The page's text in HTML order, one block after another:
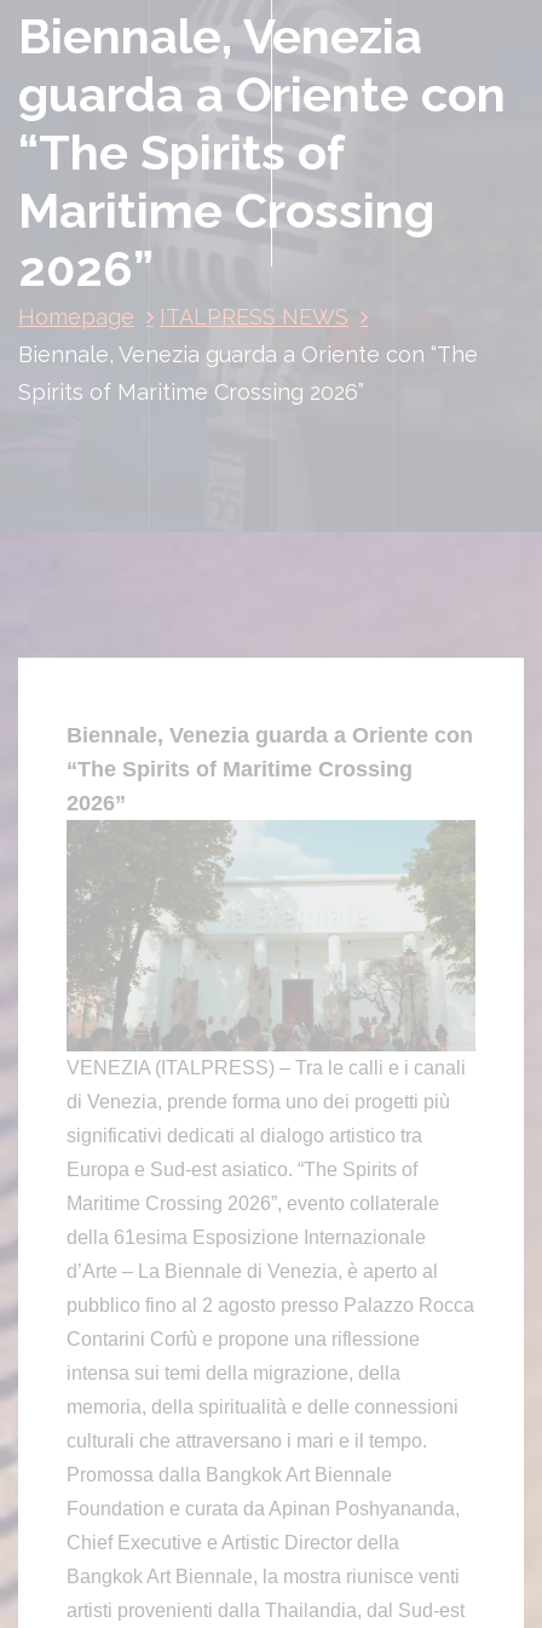
Biennale, Venezia
guarda a Oriente con
“The Spirits of
Maritime Crossing
2026”
Homepage
ITALPRESS NEWS
Biennale, Venezia guarda a Oriente con “The
Spirits of Maritime Crossing 2026”
Biennale, Venezia guarda a Oriente con
“The Spirits of Maritime Crossing
2026”
VENEZIA (ITALPRESS) – Tra le calli e i canali
di Venezia, prende forma uno dei progetti più
significativi dedicati al dialogo artistico tra
Europa e Sud-est asiatico. “The Spirits of
Maritime Crossing 2026”, evento collaterale
della 61esima Esposizione Internazionale
d’Arte – La Biennale di Venezia, è aperto al
pubblico fino al 2 agosto presso Palazzo Rocca
Contarini Corfù e propone una riflessione
intensa sui temi della migrazione, della
memoria, della spiritualità e delle connessioni
culturali che attraversano i mari e il tempo.
Promossa dalla Bangkok Art Biennale
Foundation e curata da Apinan Poshyananda,
Chief Executive e Artistic Director della
Bangkok Art Biennale, la mostra riunisce venti
artisti provenienti dalla Thailandia, dal Sud-est